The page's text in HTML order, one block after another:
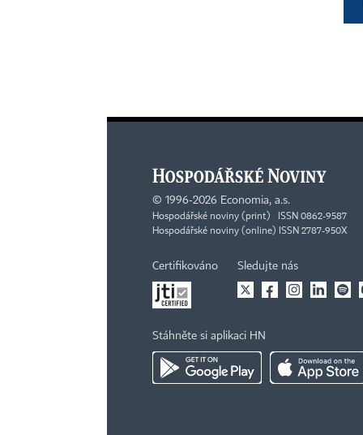
© 1996-2026 Economia, a.s.
Hospodářské noviny (print) ISSN 0862-9587
Hospodářské noviny (online) ISSN 2787-950X
Certifikováno Sledujte nás
Stáhněte si aplikaci HN